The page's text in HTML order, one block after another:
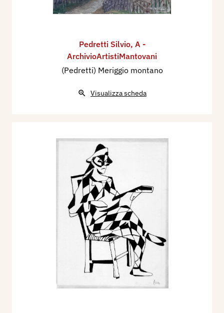
Pedretti Silvio, A -
ArchivioArtistiMantovani
(Pedretti) Meriggio montano
Visualizza scheda